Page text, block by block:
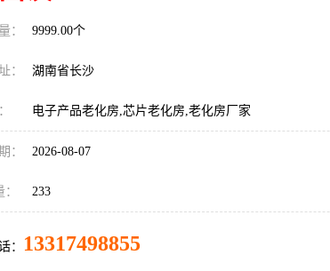
： 9999.00个
： 湖南省长沙
电子产品老化房,芯片老化房,老化房厂家
： 2026-08-07
233
： 13317498855